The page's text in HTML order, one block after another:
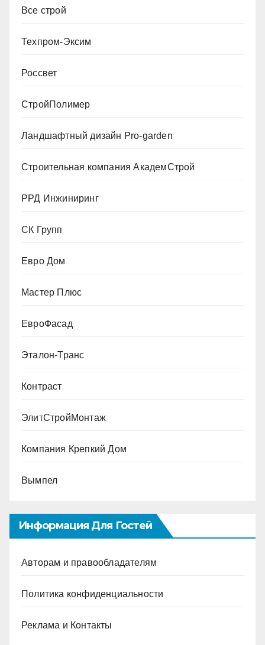
Все строй
Техпром-Эксим
Россвет
СтройПолимер
Ландшафтный дизайн Pro-garden
Строительная компания АкадемСтрой
РРД Инжиниринг
СК Групп
Евро Дом
Мастер Плюс
ЕвроФасад
Эталон-Транс
Контраст
ЭлитСтройМонтаж
Компания Крепкий Дом
Вымпел
Информация Для Гостей
Авторам и правообладателям
Политика конфиденциальности
Реклама и Контакты